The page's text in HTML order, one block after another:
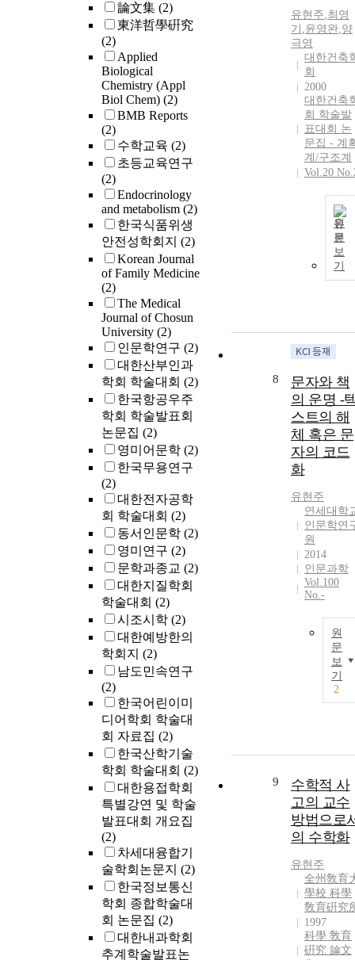
論文集 (2)
東洋哲學硏究
(2)
Applied
Biological
Chemistry (Appl
Biol Chem) (2)
BMB Reports
(2)
수학교육 (2)
초등교육연구
(2)
Endocrinology
and metabolism (2)
한국식품위생
안전성학회지 (2)
Korean Journal
of Family Medicine
(2)
The Medical
Journal of Chosun
University (2)
인문학연구 (2)
대한산부인과
학회 학술대회 (2)
한국항공우주
학회 학술발표회
논문집 (2)
영미어문학 (2)
한국무용연구
(2)
대한전자공학
회 학술대회 (2)
동서인문학 (2)
영미연구 (2)
문학과종교 (2)
대한지질학회
학술대회 (2)
시조시학 (2)
대한예방한의
학회지 (2)
남도민속연구
(2)
한국어린이미
디어학회 학술대
회 자료집 (2)
한국산학기술
학회 학술대회 (2)
대한용접학회
특별강연 및 학술
발표대회 개요집
(2)
차세대융합기
술학회논문지 (2)
한국정보통신
학회 종합학술대
회 논문집 (2)
대한내과학회
추계학술발표논
유현주,최영
기 ,윤영완,양
극영
대한건축
회
2000
대한건축
회 학술발
표대회 논
문집 - 계
계/구조계
Vol.20
원
문
보
기
8
문자와 책
의 운명 -
스트의 해
체 혹은 문
자의 코드
화
유현주
연세대학
인문학연
원
2014
인문과학
Vol.100
No.-
원
문
보
기
2
9
수학적 사
고의 교수
방법으로
의 수학화
유현주
全州敎育
學校 科學
敎育硏究
1997
科學 敎育
硏究 論文